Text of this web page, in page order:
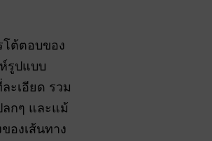
โต้ตอบของ
รูปแบบ
ะเอียด รวม
ลกๆ และแม้
องเส้นทาง